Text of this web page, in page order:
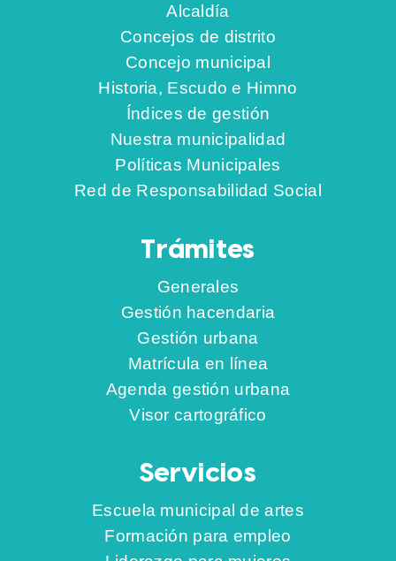
Alcaldía
Concejos de distrito
Concejo municipal
Historia, Escudo e Himno
Índices de gestión
Nuestra municipalidad
Políticas Municipales
Red de Responsabilidad Social
Trámites
Generales
Gestión hacendaria
Gestión urbana
Matrícula en línea
Agenda gestión urbana
Visor cartográfico
Servicios
Escuela municipal de artes
Formación para empleo